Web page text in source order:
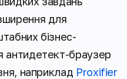
для
бізнес-
антидетект-браузер
наприклад Proxifier